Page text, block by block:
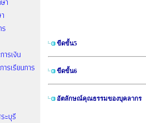
รเงิน
รเรียนการ
ะบุรี
ขีดขั้น5
ขีดขั้น6
อัตลักษณ์คุณธรรมของบุคลากร